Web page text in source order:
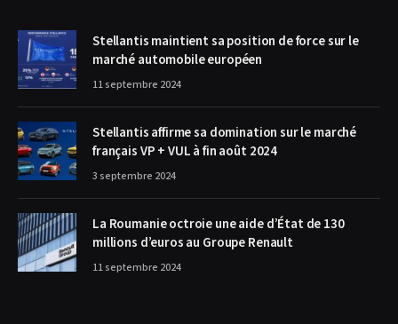
Stellantis maintient sa position de force sur le
marché automobile européen
11 septembre 2024
Stellantis affirme sa domination sur le marché
français VP + VUL à fin août 2024
3 septembre 2024
La Roumanie octroie une aide d’État de 130
millions d’euros au Groupe Renault
11 septembre 2024